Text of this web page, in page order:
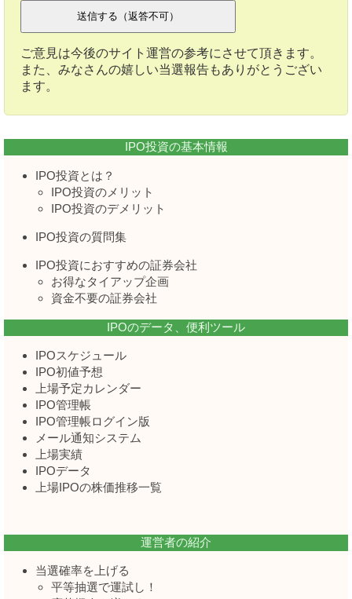
ご意見は今後のサイト運営の参考にさせて頂きます。
また、みなさんの嬉しい当選報告もありがとうござい
ます。
IPO投資の基本情報
IPO投資とは？
IPO投資のメリット
IPO投資のデメリット
IPO投資の質問集
IPO投資におすすめの証券会社
お得なタイアップ企画
資金不要の証券会社
IPOのデータ、便利ツール
IPOスケジュール
IPO初値予想
上場予定カレンダー
IPO管理帳
IPO管理帳ログイン版
メール通知システム
上場実績
IPOデータ
上場IPOの株価推移一覧
運営者の紹介
当選確率を上げる
平等抽選で運試し！